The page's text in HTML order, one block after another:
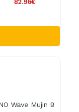
82.96€